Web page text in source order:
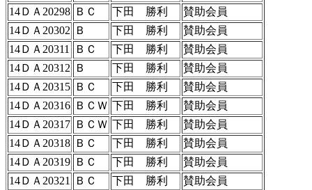
14ＤＡ20298 ＢＣ 下田 勝利
賛助会員
14ＤＡ20302
Ｂ 下田 勝利
賛助会員
14ＤＡ20311
ＢＣ 下田 勝利
賛助会員
14ＤＡ20312
Ｂ 下田 勝利
賛助会員
14ＤＡ20315 ＢＣ 下田 勝利
賛助会員
14ＤＡ20316 ＢＣＷ 下田 勝利
賛助会員
14ＤＡ20317 ＢＣＷ 下田 勝利
賛助会員
14ＤＡ20318 ＢＣ 下田 勝利
賛助会員
14ＤＡ20319 ＢＣ 下田 勝利
賛助会員
14ＤＡ20321
ＢＣ 下田 勝利
賛助会員